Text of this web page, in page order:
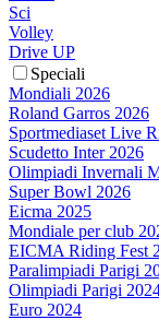
Sci
Volley
Drive UP
Speciali
Mondiali 2026
Roland Garros 2026
Sportmediaset Live
Scudetto Inter 2026
Olimpiadi Invernali
Super Bowl 2026
Eicma 2025
Mondiale per club
EICMA Riding Fest
Paralimpiadi Parigi
Olimpiadi Parigi
Euro 2024